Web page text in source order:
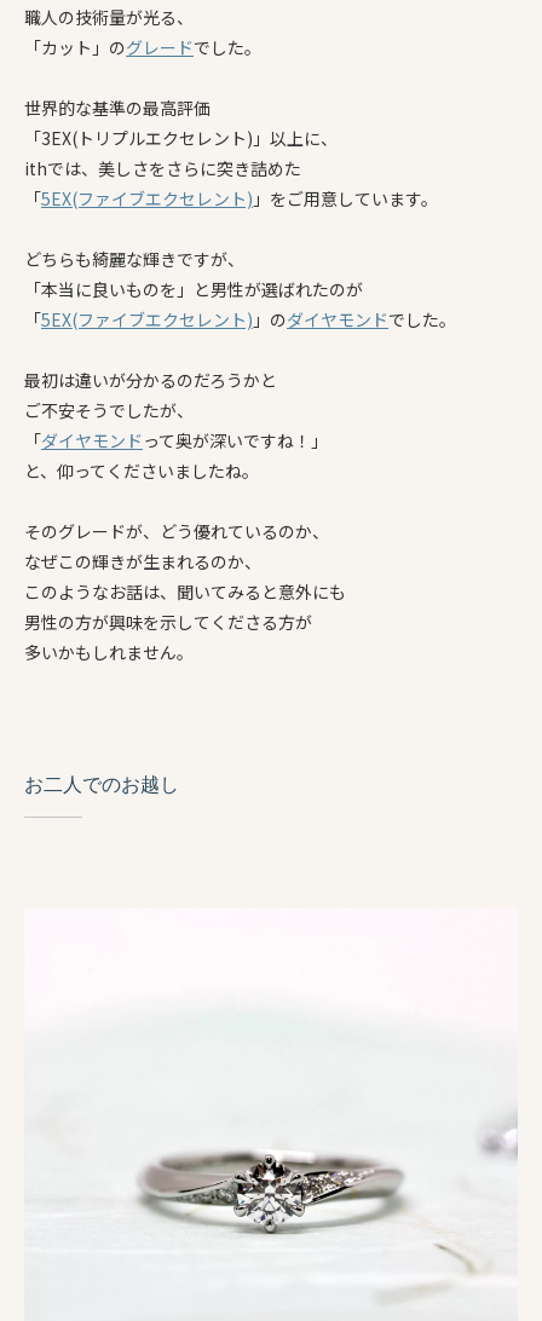
職人の技術量が光る、
「カット」のグレードでした。
世界的な基準の最高評価
「3EX(トリプルエクセレント)」以上に、
ithでは、美しさをさらに突き詰めた
「5EX(ファイブエクセレント) 」をご用意しています。
どちらも綺麗な輝きですが、
「本当に良いものを」と男性が選ばれたのが
「5EX(ファイブエクセレント) 」のダイヤモンドでした。
最初は違いが分かるのだろうかと
ご不安そうでしたが、
「ダイヤモンド って奥が深いですね！」
と、仰ってくださいましたね。
そのグレードが、どう優れているのか、
なぜこの輝きが生まれるのか、
このようなお話は、聞いてみると意外にも
男性の方が興味を示してくださる方が
多いかもしれません。
お二人でのお越し